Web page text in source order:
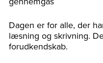
Dagen er for alle, der
læsning og skrivning.
forudkendskab.